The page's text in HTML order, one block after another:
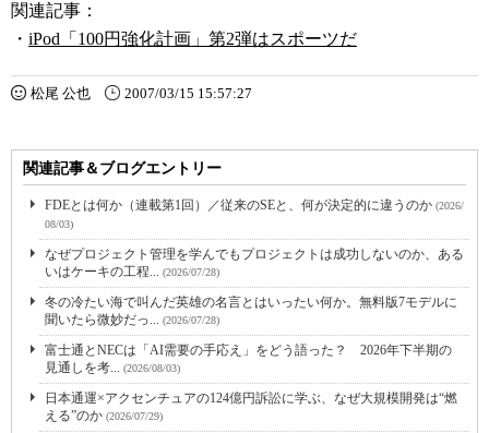
関連記事：
・ iPod「100円強化計画」第2弾はスポーツだ
松尾 公也 2007/03/15 15:57:27
関連記事＆ブログエントリー
FDEとは何か（連載第1回）／従来のSEと、何が決定的に違うのか (2026/
08/03)
なぜプロジェクト管理を学んでもプロジェクトは成功しないのか、ある
いはケーキの工程... (2026/07/28)
冬の冷たい海で叫んだ英雄の名言とはいったい何か。無料版7モデルに
聞いたら微妙だっ... (2026/07/28)
富士通とNECは「AI需要の手応え」をどう語った？ 2026年下半期の
見通しを考... (2026/08/03)
日本通運×アクセンチュアの124億円訴訟に学ぶ、なぜ大規模開発は“燃
える”のか (2026/07/29)